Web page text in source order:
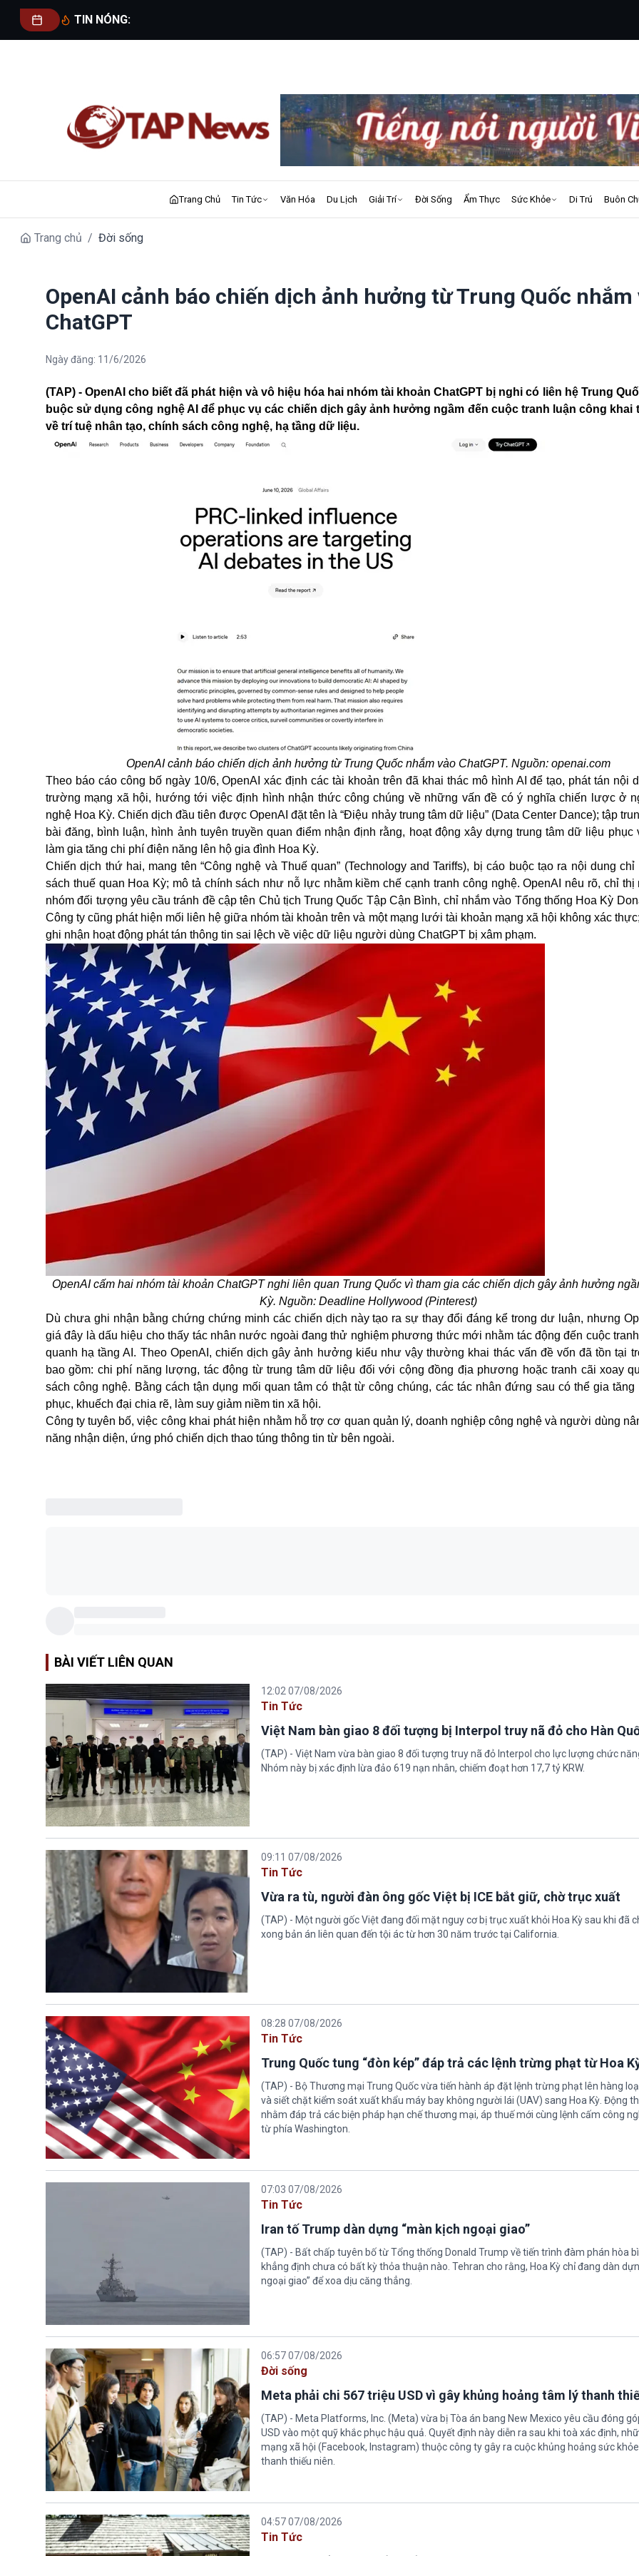
TIN NÓNG:
Trang Chủ Tin Tức Văn Hóa Du Lịch Giải Trí Đời Sống Ẩm Thực Sức Khỏe Di Trú Buôn
Trang chủ / Đời sống
OpenAI cảnh báo chiến dịch ảnh hưởng từ Trung Quốc nhắm
ChatGPT
Ngày đăng: 11/6/2026
(TAP) - OpenAI cho biết đã phát hiện và vô hiệu hóa hai nhóm tài khoản ChatGPT bị nghi có liên hệ Trung
buộc sử dụng công nghệ AI để phục vụ các chiến dịch gây ảnh hưởng ngầm đến cuộc tranh luận công khai
về trí tuệ nhân tạo, chính sách công nghệ, hạ tầng dữ liệu.
OpenAI cảnh báo chiến dịch ảnh hưởng từ Trung Quốc nhắm vào ChatGPT. Nguồn: openai.com
Theo báo cáo công bố ngày 10/6, OpenAI xác định các tài khoản trên đã khai thác mô hình AI để tạo, phát tán nội
trường mạng xã hội, hướng tới việc định hình nhận thức công chúng về những vấn đề có ý nghĩa chiến lược ở
nghệ Hoa Kỳ. Chiến dịch đầu tiên được OpenAI đặt tên là “Điệu nhảy trung tâm dữ liệu” (Data Center Dance); tập
bài đăng, bình luận, hình ảnh tuyên truyền quan điểm nhận định rằng, hoạt động xây dựng trung tâm dữ liệu phục
làm gia tăng chi phí điện năng lên hộ gia đình Hoa Kỳ.
Chiến dịch thứ hai, mang tên “Công nghệ và Thuế quan” (Technology and Tariffs), bị cáo buộc tạo ra nội dung chỉ
sách thuế quan Hoa Kỳ; mô tả chính sách như nỗ lực nhằm kiềm chế cạnh tranh công nghệ. OpenAI nêu rõ, chỉ thị
nhóm đối tượng yêu cầu tránh đề cập tên Chủ tịch Trung Quốc Tập Cận Bình, chỉ nhắm vào Tổng thống Hoa Kỳ
Công ty cũng phát hiện mối liên hệ giữa nhóm tài khoản trên và một mạng lưới tài khoản mạng xã hội không xác
ghi nhận hoạt động phát tán thông tin sai lệch về việc dữ liệu người dùng ChatGPT bị xâm phạm.
OpenAI cấm hai nhóm tài khoản ChatGPT nghi liên quan Trung Quốc vì tham gia các chiến dịch gây ảnh hưởng
Kỳ. Nguồn:Deadline Hollywood(Pinterest)
Dù chưa ghi nhận bằng chứng chứng minh các chiến dịch này tạo ra sự thay đổi đáng kể trong dư luận, nhưng
giá đây là dấu hiệu cho thấy tác nhân nước ngoài đang thử nghiệm phương thức mới nhằm tác động đến cuộc
quanh hạ tầng AI. Theo OpenAI , chiến dịch gây ảnh hưởng kiểu như vậy thường khai thác vấn đề vốn đã tồn tại
bao gồm: chi phí năng lượng, tác động từ trung tâm dữ liệu đối với cộng đồng địa phương hoặc tranh cãi xoay
sách công nghệ. Bằng cách tận dụng mối quan tâm có thật từ công chúng, các tác nhân đứng sau có thể gia tăng
phục, khuếch đại chia rẽ, làm suy giảm niềm tin xã hội.
Công ty tuyên bố, việc công khai phát hiện nhằm hỗ trợ cơ quan quản lý, doanh nghiệp công nghệ và người dùng
năng nhận diện, ứng phó chiến dịch thao túng thông tin từ bên ngoài.
BÀI VIẾT LIÊN QUAN
12:02 07/08/2026
Tin Tức
Việt Nam bàn giao 8 đối tượng bị Interpol truy nã đỏ cho Hàn
(TAP) - Việt Nam vừa bàn giao 8 đối tượng truy nã đỏ Interpol cho lực lượng chức
Nhóm này bị xác định lừa đảo 619 nạn nhân, chiếm đoạt hơn 17,7 tỷ KRW.
09:11 07/08/2026
Tin Tức
Vừa ra tù, người đàn ông gốc Việt bị ICE bắt giữ, chờ trục xuất
(TAP) - Một người gốc Việt đang đối mặt nguy cơ bị trục xuất khỏi Hoa Kỳ sau khi đã
xong bản án liên quan đến tội ác từ hơn 30 năm trước tại California.
08:28 07/08/2026
Tin Tức
Trung Quốc tung “đòn kép” đáp trả các lệnh trừng phạt từ Hoa
(TAP) - Bộ Thương mại Trung Quốc vừa tiến hành áp đặt lệnh trừng phạt lên hàng
và siết chặt kiểm soát xuất khẩu máy bay không người lái (UAV) sang Hoa Kỳ. Động
nhằm đáp trả các biện pháp hạn chế thương mại, áp thuế mới cùng lệnh cấm công
từ phía Washington.
07:03 07/08/2026
Tin Tức
Iran tố Trump dàn dựng “màn kịch ngoại giao”
(TAP) - Bất chấp tuyên bố từ Tổng thống Donald Trump về tiến trình đàm phán hòa
khẳng định chưa có bất kỳ thỏa thuận nào. Tehran cho rằng, Hoa Kỳ chỉ đang dàn
ngoại giao” để xoa dịu căng thẳng.
06:57 07/08/2026
Đời sống
Meta phải chi 567 triệu USD vì gây khủng hoảng tâm lý thanh
(TAP) - Meta Platforms, Inc. (Meta) vừa bị Tòa án bang New Mexico yêu cầu đóng
USD vào một quỹ khắc phục hậu quả. Quyết định này diễn ra sau khi toà xác định,
mạng xã hội (Facebook, Instagram) thuộc công ty gây ra cuộc khủng hoảng sức
thanh thiếu niên.
04:57 07/08/2026
Tin Tức